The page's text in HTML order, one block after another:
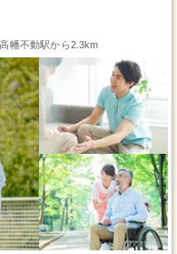
幡不動駅から2.3km